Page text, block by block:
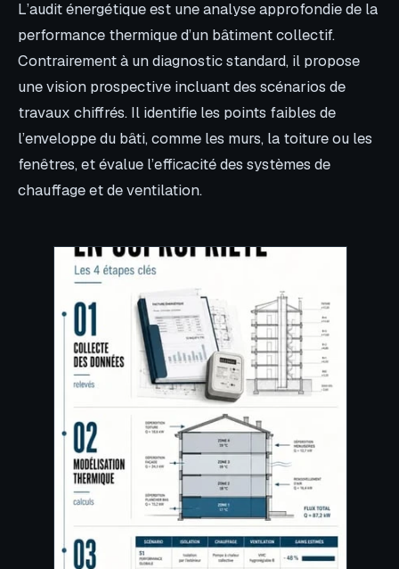
L’audit énergétique est une analyse approfondie de la
performance thermique d’un bâtiment collectif.
Contrairement à un diagnostic standard, il propose
une vision prospective incluant des scénarios de
travaux chiffrés. Il identifie les points faibles de
l’enveloppe du bâti, comme les murs, la toiture ou les
fenêtres, et évalue l’efficacité des systèmes de
chauffage et de ventilation.